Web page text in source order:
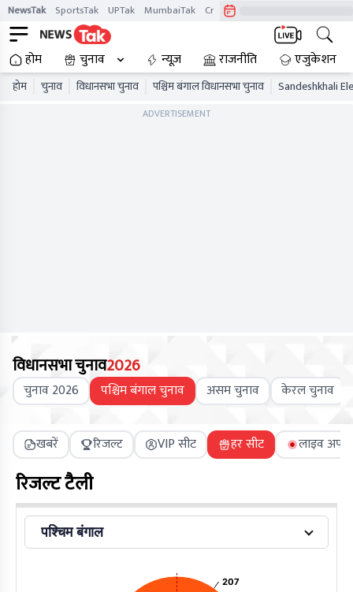
NewsTak SportsTak UPTak MumbaiTak CrimeTak
होम चुनाव न्यूज़ राजनीति एजुकेशन
होम चुनाव विधानसभा चुनाव पश्चिम बंगाल विधानसभा चुनाव Sandeshkhali
ADVERTISEMENT
विधानसभा चुनाव2026
चुनाव 2026 पश्चिम बंगाल चुनाव असम चुनाव केरल चुनाव
खबरें रिजल्ट VIP सीट हर सीट लाइव
रिजल्ट टैली